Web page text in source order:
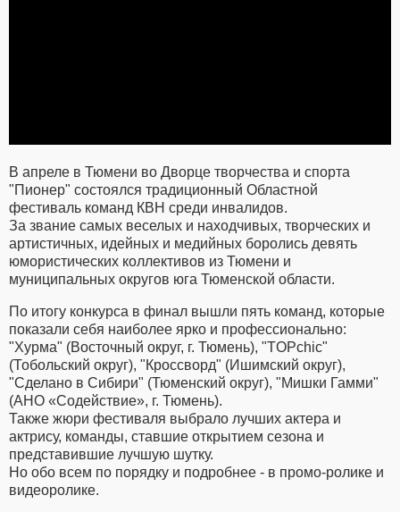
В апреле в Тюмени во Дворце творчества и спорта
"Пионер" состоялся традиционный Областной
фестиваль команд КВН среди инвалидов.
За звание самых веселых и находчивых, творческих и
артистичных, идейных и медийных боролись девять
юмористических коллективов из Тюмени и
муниципальных округов юга Тюменской области.
По итогу конкурса в финал вышли пять команд, которые
показали себя наиболее ярко и профессионально:
"Хурма" (Восточный округ, г. Тюмень), "ТOPchic"
(Тобольский округ), "Кроссворд" (Ишимский округ),
"Сделано в Сибири" (Тюменский округ), "Мишки Гамми"
(АНО «Содействие», г. Тюмень).
Также жюри фестиваля выбрало лучших актера и
актрису, команды, ставшие открытием сезона и
представившие лучшую шутку.
Но обо всем по порядку и подробнее - в промо-ролике и
видеоролике.